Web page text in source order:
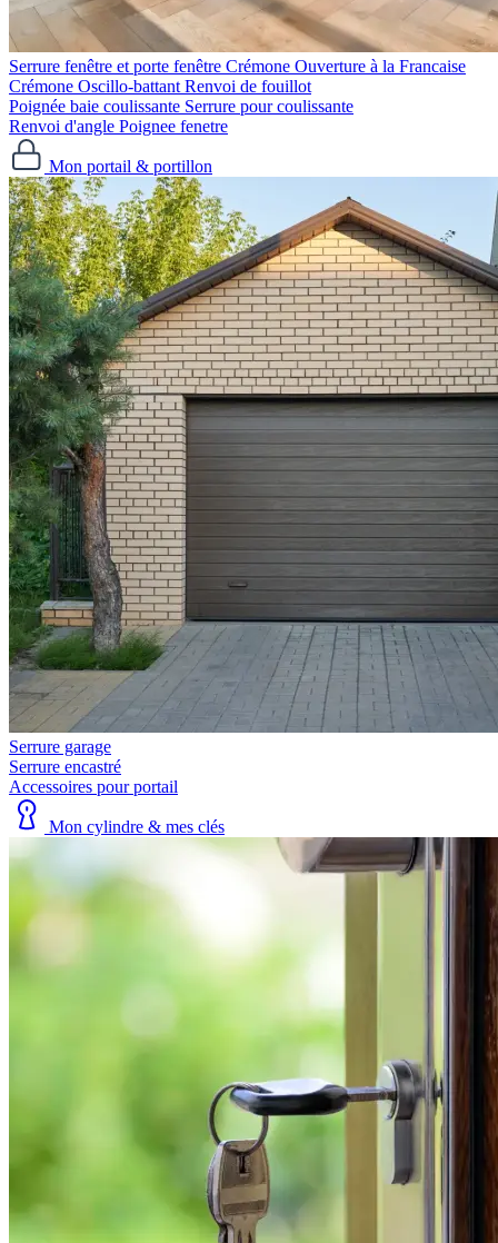
Serrure fenêtre et porte fenêtre Crémone Ouverture à la Francaise
Crémone Oscillo-battant Renvoi de fouillot
Poignée baie coulissante Serrure pour coulissante
Renvoi d'angle Poignee fenetre
Mon portail & portillon
Serrure garage
Serrure encastré
Accessoires pour portail
Mon cylindre & mes clés